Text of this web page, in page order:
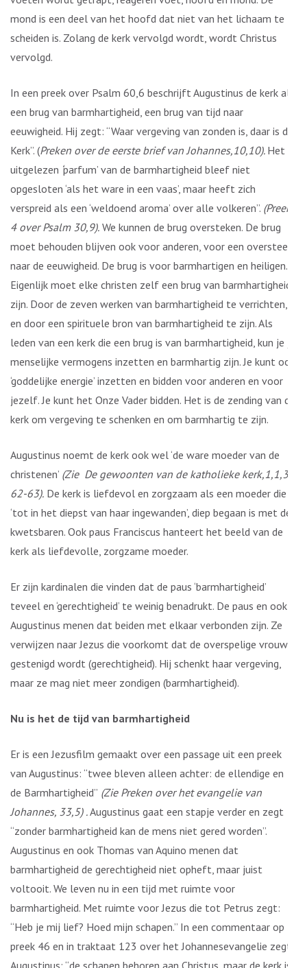
mond is een deel van het hoofd dat niet van het lichaam te
scheiden is. Zolang de kerk vervolgd wordt, wordt Christus
vervolgd.
In een preek over Psalm 60,6 beschrijft Augustinus de kerk als
een brug van barmhartigheid, een brug van tijd naar
eeuwigheid. Hij zegt: “Waar vergeving van zonden is, daar is de
Kerk”. (Preken over de eerste brief van Johannes,10,10). Het
uitgelezen parfum’ van de barmhartigheid bleef niet
opgesloten ‘als het ware in een vaas’, maar heeft zich
verspreid als een ‘weldoend aroma’ over alle volkeren”. (Preek
4 over Psalm 30,9). We kunnen de brug oversteken. De brug
moet behouden blijven ook voor anderen, voor een oversteek
naar de eeuwigheid. De brug is voor barmhartigen en heiligen.
Eigenlijk moet elke christen zelf een brug van barmhartigheid
zijn. Door de zeven werken van barmhartigheid te verrichten,
en door een spirituele bron van barmhartigheid te zijn. Als
leden van een kerk die een brug is van barmhartigheid, kun je je
menselijke vermogens inzetten en barmhartig zijn. Je kunt ook
‘goddelijke energie’ inzetten en bidden voor anderen en voor
jezelf. Je kunt het Onze Vader bidden. Het is de zending van de
kerk om vergeving te schenken en om barmhartig te zijn.
Augustinus noemt de kerk ook wel ‘de ware moeder van de
christenen’ (Zie De gewoonten van de katholieke kerk,1,1,30,
62-63). De kerk is liefdevol en zorgzaam als een moeder die
‘tot in het diepst van haar ingewanden’, diep begaan is met de
kwetsbaren. Ook paus Franciscus hanteert het beeld van de
kerk als liefdevolle, zorgzame moeder.
Er zijn kardinalen die vinden dat de paus ‘barmhartigheid’
teveel en ‘gerechtigheid’ te weinig benadrukt. De paus en ook
Augustinus menen dat beiden met elkaar verbonden zijn. Ze
verwijzen naar Jezus die voorkomt dat de overspelige vrouw
gestenigd wordt (gerechtigheid). Hij schenkt haar vergeving,
maar ze mag niet meer zondigen (barmhartigheid).
Nu is het de tijd van barmhartigheid
Er is een Jezusfilm gemaakt over een passage uit een preek
van Augustinus: “twee bleven alleen achter: de ellendige en
de Barmhartigheid” (Zie Preken over het evangelie van
Johannes, 33,5) .Augustinus gaat een stapje verder en zegt
“zonder barmhartigheid kan de mens niet gered worden”.
Augustinus en ook Thomas van Aquino menen dat
barmhartigheid de gerechtigheid niet opheft, maar juist
voltooit. We leven nu in een tijd met ruimte voor
barmhartigheid. Met ruimte voor Jezus die tot Petrus zegt:
“Heb je mij lief? Hoed mijn schapen.” In een commentaar op
preek 46 en in traktaat 123 over het Johannesevangelie zegt
Augustinus: “de schapen behoren aan Christus, maar de kerk is